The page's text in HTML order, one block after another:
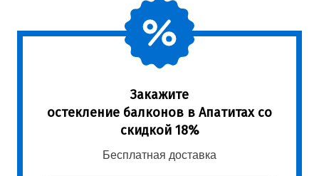
Закажите
остекление балконов в Апатитах со
скидкой 18%
Бесплатная доставка